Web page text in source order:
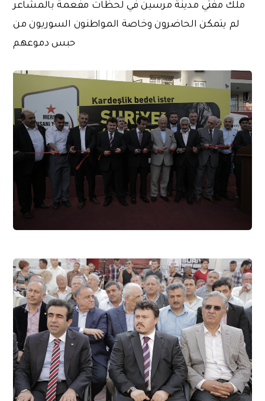
ملك مفتي مدينة مرسين في لحظات مفعمة بالمشاعر
لم يتمكن الحاضرون وخاصة المواطنون السوريون من
حبس دموعهم